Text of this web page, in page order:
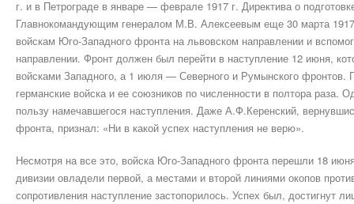
г. и в Петрограде в январе — феврале 1917 г. Директива о
Главнокомандующим генералом М.В. Алексеевым еще 30 марта
войскам Юго-Западного фронта на львовском направлении и
направлении. Фронт должен был перейти в наступление 12 июня,
войсками Западного, а 1 июля — Северного и Румынского фронтов.
германские войска и ее союзников по численности в полтора раза.
пользу намечавшегося наступления. Даже А.Ф.Керенский,
фронта, признал: «Ни в какой успех наступления не верю».
Несмотря на все это, войска Юго-Западного фронта перешли 18
дивизии овладели первой, а местами и второй линиями окопов
сопротивления наступление застопорилось. Успех был, достигнут